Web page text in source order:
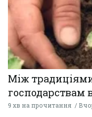
Між
господарствам
9 хв на прочитання